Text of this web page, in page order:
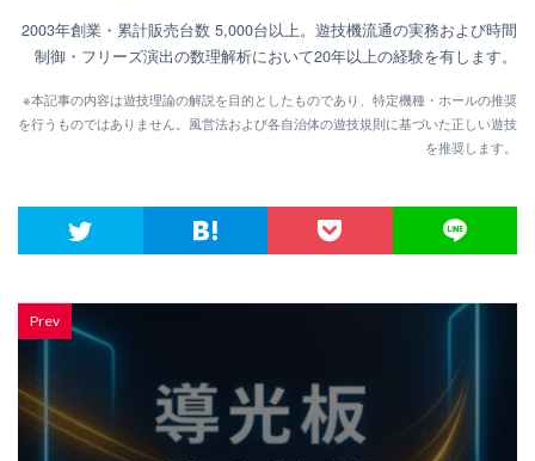
2003年創業・累計販売台数 5,000台以上。遊技機流通の実務および時間
制御・フリーズ演出の数理解析において20年以上の経験を有します。
※本記事の内容は遊技理論の解説を目的としたものであり、特定機種・ホールの推奨
を行うものではありません。風営法および各自治体の遊技規則に基づいた正しい遊技
を推奨します。
Prev